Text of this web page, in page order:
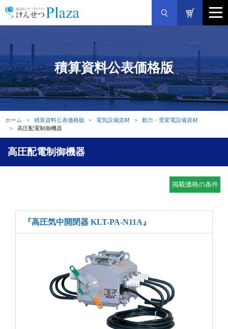
積算資料公表価格版
ホーム 積算資料公表価格版 電気設備資材
動力・受変電設備資材
高圧配電制御機器
高圧配電制御機器
掲載価格の条件
『高圧気中開閉器 KLT-PA-N11A』